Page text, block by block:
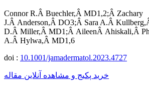
Connor R.Â Buechler,Â MD1,2;Â Zachary
J.Â Anderson,Â DO3;Â Sara A.Â
D.Â Miller,Â MD1;Â AileenÂ Ahiskali,Â
A.Â Hylwa,Â MD1,6
doi : 10.1001/jamadermatol.2023.4727
خرید پکیج و مشاهده آنلاین مقاله